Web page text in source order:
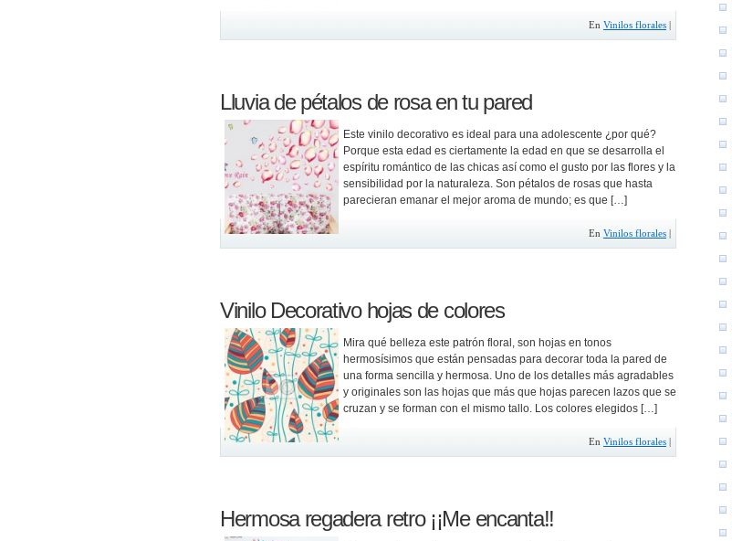
En Vinilos florales
Lluvia de pétalos de rosa en tu pared
Este vinilo decorativo es ideal para una adolescente ¿por qué?
Porque esta edad es ciertamente la edad en que se desarrolla el
espíritu romántico de las chicas así como el gusto por las flores y la
sensibilidad por la naturaleza. Son pétalos de rosas que hasta
parecieran emanar el mejor aroma de mundo; es que […]
En Vinilos florales
Vinilo Decorativo hojas de colores
Mira qué belleza este patrón floral, son hojas en tonos
hermosísimos que están pensadas para decorar toda la pared de
una forma sencilla y hermosa. Uno de los detalles más agradables
y originales son las hojas que más que hojas parecen lazos que se
cruzan y se forman con el mismo tallo. Los colores elegidos […]
En Vinilos florales
Hermosa regadera retro ¡¡Me encanta!!